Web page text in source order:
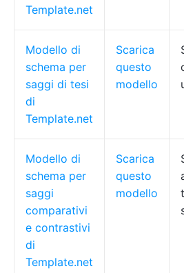
Template.net
Modello di
schema per
saggi di tesi
di
Template.net
Scarica
questo
modello
Modello di
schema per
saggi
comparativi
e contrastivi
di
Template.net
Scarica
questo
modello